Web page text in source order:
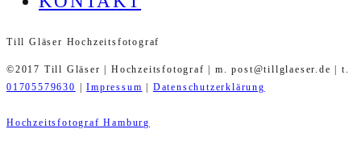
Till Gläser Hochzeitsfotograf
©2017 Till Gläser | Hochzeitsfotograf | m. post@tillglaeser.de | t.
01705579630
|Impressum Datenschutzerklärung
Hochzeitsfotograf Hamburg